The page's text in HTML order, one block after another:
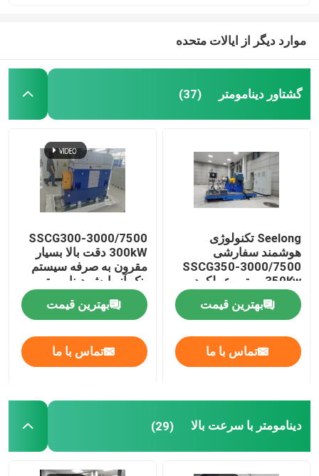
موارد دیگر از ایالات متحده
گشتاور دینامومتر (37)
Seelong تکنولوژی
هوشمند سفارشی
SSCG350-3000/7500
350Kw موتور عملکرد
Dyno بنک تست
بهترین قیمت
تماس با ما
SSCG300-3000/7500
300kW دقت بالا بسیار
مقرون به صرفه سیستم
بنک آزمایش دینامومتر
الکتریکی برای آزمایش
عملکرد موتور EVبهترین قیمت
تماس با ما
دینامومتر با سرعت بالا (29)